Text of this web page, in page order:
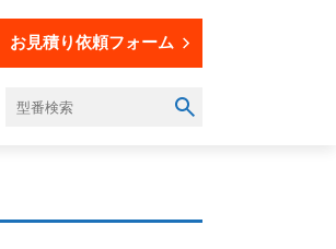
お見積り依頼フォーム